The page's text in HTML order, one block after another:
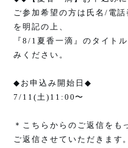
ご参加希望の方は氏名 / 電
を明記の上、
『8/1 夏香一滴』のタイト
みください。
◆ お申込み開始日 ◆
7/11(土)11:00〜
＊こちらからのご返信をも
ご返信させていただきます。